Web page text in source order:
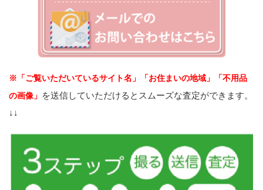
※「ご覧いただいているサイト名」「お住まいの地域」「不用品
の画像」 を送信していただけるとスムーズな査定ができます。
↓↓